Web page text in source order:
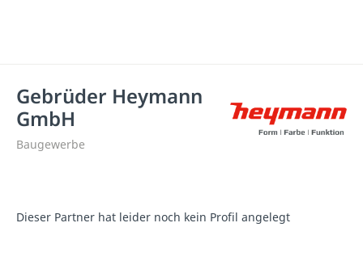
Gebrüder Heymann
GmbH
Baugewerbe
Dieser Partner hat leider noch kein Profil angelegt